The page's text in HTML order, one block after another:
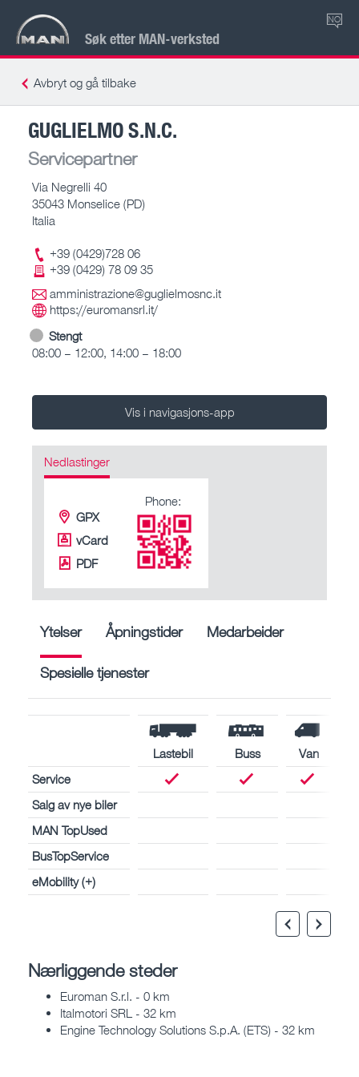
Søk etter MAN-verksted
NO
Avbryt og gå tilbake
GUGLIELMO S.N.C.
Servicepartner
Via Negrelli 40
35043 Monselice (PD)
Italia
+39 (0429)728 06
+39 (0429) 78 09 35
amministrazione@guglielmosnc.it
https://euromansrl.it/
Stengt
08:00 – 12:00, 14:00 – 18:00
Vis i navigasjons-app
Nedlastinger
GPX
vCard
PDF
Phone:
Ytelser Åpningstider Medarbeider
Spesielle tjenester
Lastebil Buss
Van
Service
Salg av nye biler
MAN TopUsed
BusTopService
eMobility (+)
Nærliggende steder
Euroman S.r.l. - 0 km
Italmotori SRL - 32 km
Engine Technology Solutions S.p.A. (ETS) - 32 km